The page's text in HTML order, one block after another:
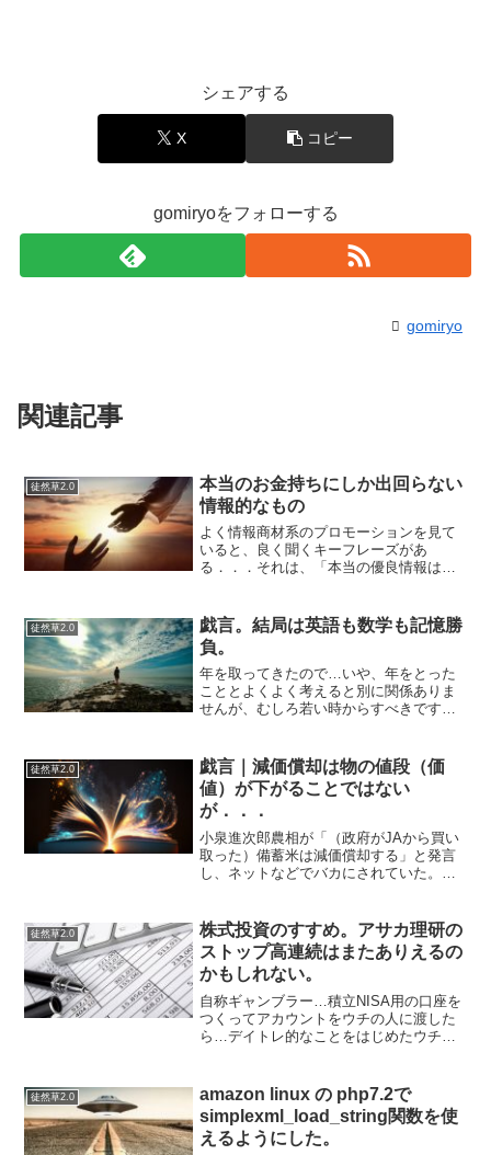
シェアする
X コピー
gomiryoをフォローする
gomiryo
関連記事
徒然草2.0
本当のお金持ちにしか出回らない
情報的なもの
よく情報商材系のプロモーションを見て
いると、良く聞くキーフレーズがあ
る．．．それは、「本当の優良情報は、
れなりの対価を支払わねばならないよう
になっている。そんな文脈で語...
徒然草2.0
戯言。結局は英語も数学も記憶勝
負。
年を取ってきたので…いや、年をとった
こととよくよく考えると別に関係ありま
せんが、むしろ若い時からすべきです
やもともと足りてないし、新しい知識も
不足している。よって知識を...
徒然草2.0
戯言｜減価償却は物の値段（価
値）が下がることではない
が．．．
小泉進次郎農相が「（政府がJAから買い
取った）備蓄米は減価償却する」と発言
し、ネットなどでバカにされていた。た
語で、備蓄米のような棚卸資産には通常
用いない。．．．とはい...
徒然草2.0
株式投資のすすめ。アサカ理研の
ストップ高連続はまたありえるの
かもしれない。
自称ギャンブラー…積立NISA用の口座を
つくってアカウントをウチの人に渡した
ら…デイトレ的なことをはじめたウチの
れ、なんとなく息の長い会社っぽいから
いいかな‥と思った。...
徒然草2.0
amazon linux の php7.2で
simplexml_load_string関数を使
えるようにした。